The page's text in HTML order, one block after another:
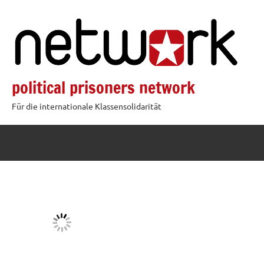
springen
political prisoners network
Für die internationale Klassensolidarität